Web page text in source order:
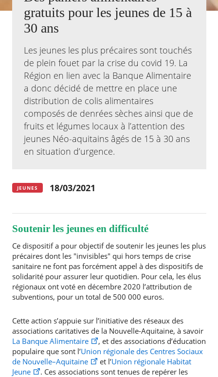
Agenda
Actualités
Kiosque
Espace de services en ligne
FacebookInstagram
YoutubeLinkedin
RECHERCHER ...
gratuits pour les jeunes de 15 à
30 ans
Les jeunes les plus précaires sont touchés
de plein fouet par la crise du covid 19. La
Région en lien avec la Banque Alimentaire
a donc décidé de mettre en place une
distribution de colis alimentaires
composés de denrées sèches ainsi que de
fruits et légumes locaux à l’attention des
jeunes Néo-aquitains âgés de 15 à 30 ans
en situation d’urgence.
JEUNES 18/03/2021
Soutenir les jeunes en difficulté
Ce dispositif a pour objectif de soutenir les jeunes les plus
précaires dont les "invisibles" qui hors temps de crise
sanitaire ne font pas forcément appel à des dispositifs de
solidarité pour assurer leur quotidien. Pour cela, les élus
régionaux ont voté en décembre 2020 l’attribution de
subventions, pour un total de 500 000 euros.
Cette action s’appuie sur l’initiative des réseaux des
associations caritatives de la Nouvelle-Aquitaine, à savoir
La Banque Alimentaire
, et des associations d’éducation
populaire que sont l’Union régionale des Centres Sociaux
de Nouvelle–Aquitaine
et l’Union régionale Habitat
Jeune
. Ces associations sont tenues de repérer les